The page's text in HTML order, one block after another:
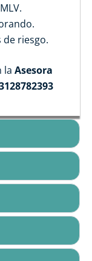
riesgo.
la Asesora